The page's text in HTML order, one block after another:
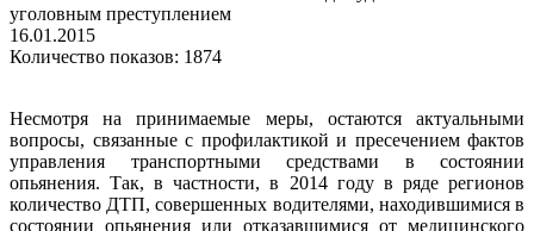
16.01.2015
Количество показов: 1874
Несмотря на принимаемые меры, остаются актуальными
вопросы, связанные с профилактикой и пресечением фактов
управления транспортными средствами в состоянии
опьянения. Так, в частности, в 2014 году в ряде регионов
количество ДТП, совершенных водителями, находившимися в
состоянии опьянения или отказавшимися от медицинского